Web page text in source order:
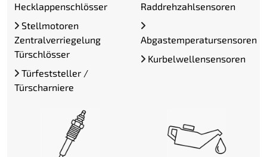
Hecklappenschlösser
Stellmotoren
Zentralverriegelung
Türschlösser
Türfeststeller /
Türscharniere
Raddrehzahlsensoren
Abgastemperatursensoren
Kurbelwellensensoren